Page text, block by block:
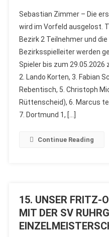
Sebastian Zimmer – Die
wird im Vorfeld ausgelost.
Bezirk 2 Teilnehmer und
Bezirksspielleiter werden
Spieler bis zum 29.05.2026
2. Lando Korten, 3. Fabian
Rebentisch, 5. Christoph
Rüttenscheid), 6. Marcus
7. Dortmund 1, […]
Continue Reading
15. UNSER FRITZ-
MIT DER SV